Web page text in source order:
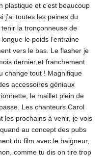
plastique et c’est beaucoup
j’ai toutes les peines du
la tronçonneuse de
le poids l’entraine
vers le bas. Le flasher je
dernier et franchement
change tout ! Magnifique
accessoires géniaux
le maillet plein de
Les chanteurs Carol
les prochains à venir, je vois
au concept des pubs
du film avec le baigneur,
comme tu dis on tire trop